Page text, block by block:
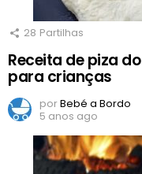
28 Partilhas
Receita de piza
para crianças
porBebé a Bordo
5 anos ago